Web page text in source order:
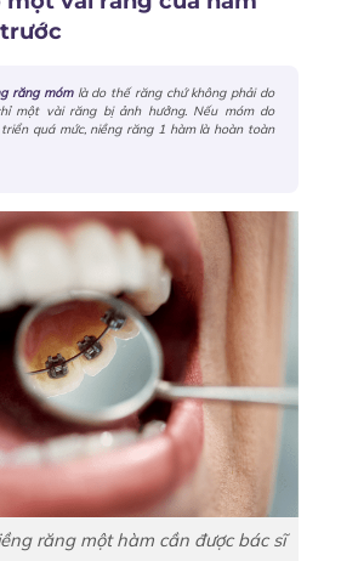
răng mómlà do thế răng chứ không phải do
một vài răng bị ảnh hưởng. Nếu móm do
quá mức, niềng răng 1 hàm là hoàn toàn
răng một hàm cần được bác sĩ